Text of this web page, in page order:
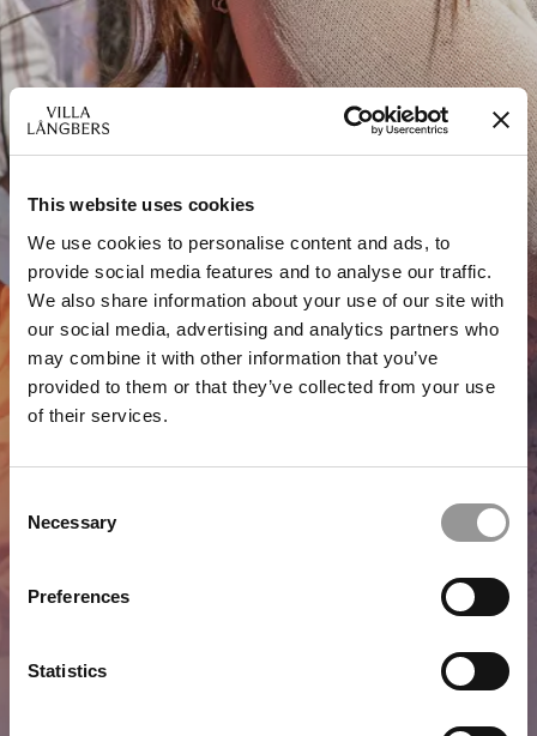
This website uses cookies
We use cookies to personalise content and ads, to
provide social media features and to analyse our traffic.
We also share information about your use of our site with
our social media, advertising and analytics partners who
may combine it with other information that you’ve
provided to them or that they’ve collected from your use
of their services.
Selection
Necessary
Preferences
Statistics